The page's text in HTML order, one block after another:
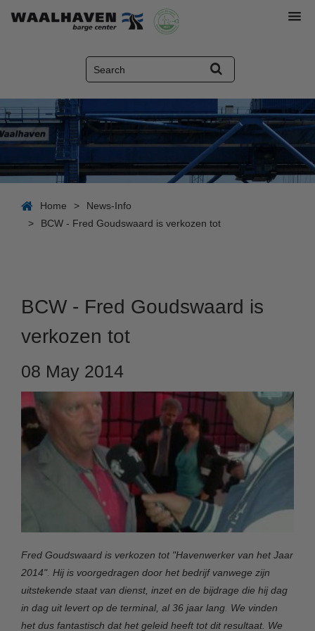
Home >
News-Info
>
BCW - Fred Goudswaard is verkozen tot
BCW - Fred Goudswaard is
verkozen tot
08 May 2014
Fred Goudswaard is verkozen tot "Havenwerker van het Jaar
2014". Hij is voorgedragen door het bedrijf vanwege zijn
uitstekende staat van dienst, inzet en de bijdrage die hij dag
in dag uit levert op de terminal, al 36 jaar lang. We vinden
het dus fantastisch dat het geleid heeft tot dit resultaat. We